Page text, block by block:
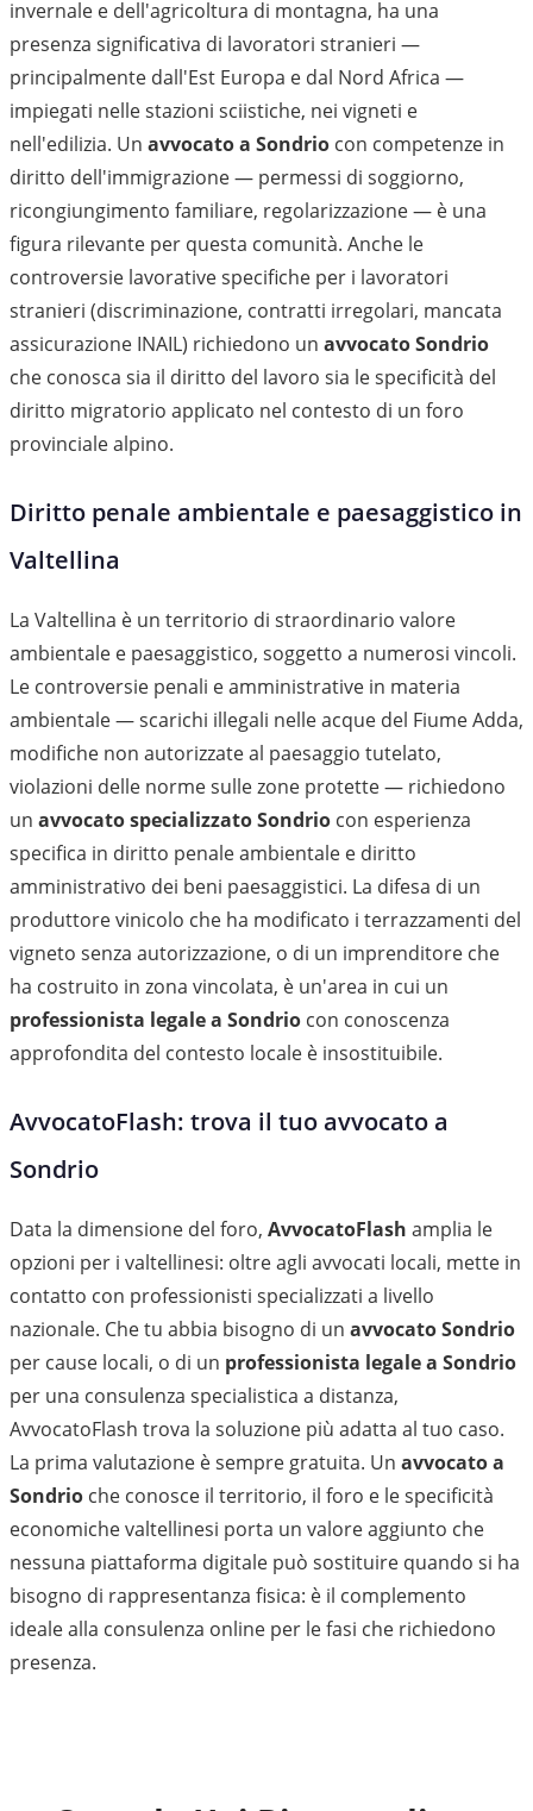
invernale e dell'agricoltura di montagna, ha una
presenza significativa di lavoratori stranieri —
principalmente dall'Est Europa e dal Nord Africa —
impiegati nelle stazioni sciistiche, nei vigneti e
nell'edilizia. Un avvocato a Sondrio con competenze in
diritto dell'immigrazione — permessi di soggiorno,
ricongiungimento familiare, regolarizzazione — è una
figura rilevante per questa comunità. Anche le
controversie lavorative specifiche per i lavoratori
stranieri (discriminazione, contratti irregolari, mancata
assicurazione INAIL) richiedono un avvocato Sondrio
che conosca sia il diritto del lavoro sia le specificità del
diritto migratorio applicato nel contesto di un foro
provinciale alpino.
Diritto penale ambientale e paesaggistico in
Valtellina
La Valtellina è un territorio di straordinario valore
ambientale e paesaggistico, soggetto a numerosi vincoli.
Le controversie penali e amministrative in materia
ambientale — scarichi illegali nelle acque del Fiume Adda,
modifiche non autorizzate al paesaggio tutelato,
violazioni delle norme sulle zone protette — richiedono
un avvocato specializzato Sondrio con esperienza
specifica in diritto penale ambientale e diritto
amministrativo dei beni paesaggistici. La difesa di un
produttore vinicolo che ha modificato i terrazzamenti del
vigneto senza autorizzazione, o di un imprenditore che
ha costruito in zona vincolata, è un'area in cui un
professionista legale a Sondrio con conoscenza
approfondita del contesto locale è insostituibile.
AvvocatoFlash: trova il tuo avvocato a
Sondrio
Data la dimensione del foro, AvvocatoFlash amplia le
opzioni per i valtellinesi: oltre agli avvocati locali, mette in
contatto con professionisti specializzati a livello
nazionale. Che tu abbia bisogno di un avvocato Sondrio
per cause locali, o di un professionista legale a Sondrio
per una consulenza specialistica a distanza,
AvvocatoFlash trova la soluzione più adatta al tuo caso.
La prima valutazione è sempre gratuita. Un avvocato a
Sondrio che conosce il territorio, il foro e le specificità
economiche valtellinesi porta un valore aggiunto che
nessuna piattaforma digitale può sostituire quando si ha
bisogno di rappresentanza fisica: è il complemento
ideale alla consulenza online per le fasi che richiedono
presenza.